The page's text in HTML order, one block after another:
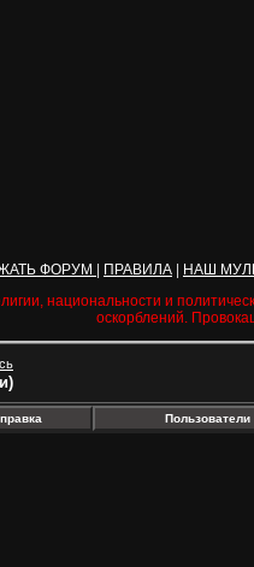
ФОРУМ ПРАВИЛА
НАШ
национальности и
оскорблений.
Пользователи